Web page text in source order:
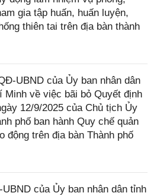
gia tập huấn, huấn luyện,
thiên tai trên địa bàn thành
UBND của Ủy ban nhân dân
Minh về việc bãi bỏ Quyết định
12/9/2025 của Chủ tịch Ủy
phố ban hành Quy chế quản
động trên địa bàn Thành phố
UBND của Ủy ban nhân dân tỉnh